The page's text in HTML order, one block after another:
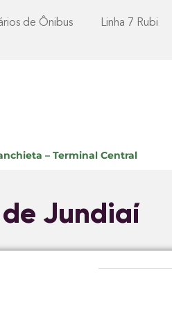
de Ônibus Linha 7 Rubi
– Terminal Central
Jundiaí